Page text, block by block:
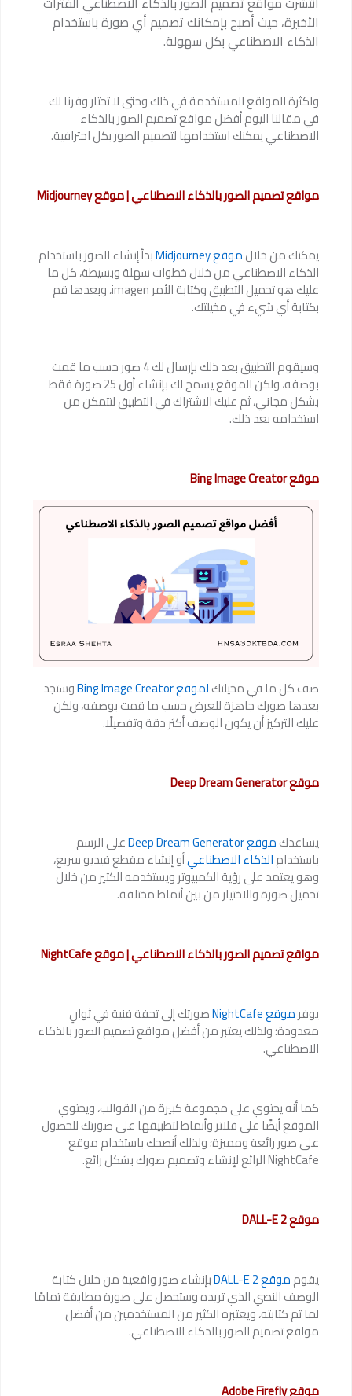
الأخيرة، حيث أصبح بإمكانك تصميم أي صورة باستخدام
الذكاء الاصطناعي بكل سهولة.
ولكثرة المواقع المستخدمة في ذلك وحتى لا تحتار وفرنا لك
في مقالنا اليوم أفضل مواقع تصميم الصور بالذكاء
الاصطناعي يمكنك استخدامها لتصميم الصور بكل احترافية.
مواقع تصميم الصور بالذكاء الاصطناعي | موقع Midjourney
يمكنك من خلالموقع Midjourney بدأ إنشاء الصور باستخدام
الذكاء الاصطناعي من خلال خطوات سهلة وبسيطة، كل ما
عليك هو تحميل التطبيق وكتابة الأمر imagen، وبعدها قم
بكتابة أي شيء في مخيلتك.
وسيقوم التطبيق بعد ذلك بإرسال لك 4 صور حسب ما قمت
بوصفه، ولكن الموقع يسمح لك بإنشاء أول 25 صورة فقط
بشكل مجاني، ثم عليك الاشتراك في التطبيق لتتمكن من
استخدامه بعد ذلك.
موقع Bing Image Creator
صف كل ما في مخيلتكلموقع Bing Image Creator وستجد
بعدها صورك جاهزة للعرض حسب ما قمت بوصفه، ولكن
عليك التركيز أن يكون الوصف أكثر دقة وتفصيلًا.
موقع Deep Dream Generator
يساعدكموقع Deep Dream Generator على الرسم
باستخدامالذكاء الاصطناعيأو إنشاء مقطع فيديو سريع،
وهو يعتمد على رؤية الكمبيوتر ويستخدمه الكثير من خلال
تحميل صورة والاختيار من بين أنماط مختلفة.
مواقع تصميم الصور بالذكاء الاصطناعي | موقع NightCafe
يوفرموقع NightCafe صورتك إلى تحفة فنية في ثوانٍ
معدودة؛ ولذلك يعتبر من أفضل مواقع تصميم الصور بالذكاء
الاصطناعي.
كما أنه يحتوي على مجموعة كبيرة من القوالب، ويحتوي
الموقع أيضًا على فلاتر وأنماط لتطبيقها على صورتك للحصول
على صور رائعة ومميزة؛ ولذلك أنصحك باستخدام موقع
NightCafe الرائع لإنشاء وتصميم صورك بشكل رائع.
موقع DALL-E 2
يقومموقع DALL-E 2 بإنشاء صور واقعية من خلال كتابة
الوصف النصي الذي تريده وستحصل على صورة مطابقة تمامًا
لما تم كتابته، ويعتبره الكثير من المستخدمين من أفضل
مواقع تصميم الصور بالذكاء الاصطناعي.
موقع Adobe Firefly